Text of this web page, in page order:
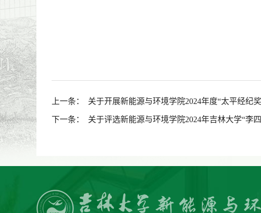
上一条： 关于开展新能源与环境学院2024年度“太平经纪
下一条： 关于评选新能源与环境学院2024年吉林大学“李